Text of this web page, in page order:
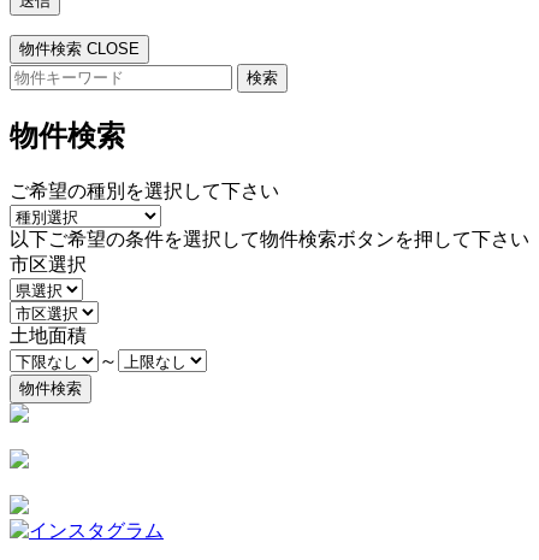
物件検索 CLOSE
検
物件検索
ご希望の種別を選択して下さい
以下ご希望の条件を選択して物件検索ボタンを押して下さい
市区選択
土地面積
～